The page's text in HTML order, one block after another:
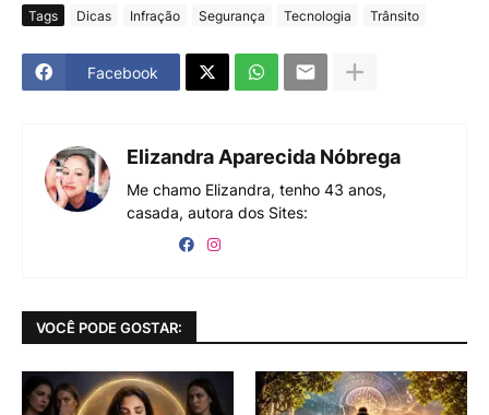
Tags Dicas Infração Segurança Tecnologia Trânsito
Facebook
Elizandra Aparecida Nóbrega
Me chamo Elizandra, tenho 43 anos,
casada, autora dos Sites:
VOCÊ PODE GOSTAR: